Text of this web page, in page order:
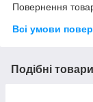
Повернення
Всі умови
Подібні